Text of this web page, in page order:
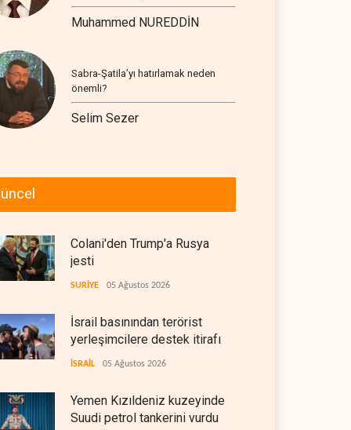
Muhammed NUREDDİN
Sabra-Şatila’yı hatırlamak neden
önemli?
Selim Sezer
Colani'den Trump'a Rusya
jesti
SURİYE 05 Ağustos 2026
İsrail basınından terörist
yerleşimcilere destek itirafı
İSRAİL 05 Ağustos 2026
Yemen Kızıldeniz kuzeyinde
Suudi petrol tankerini vurdu